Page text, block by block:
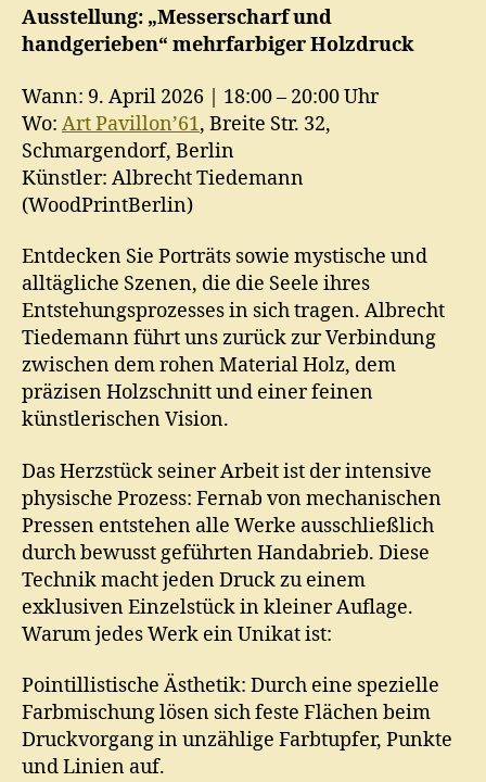
Ausstellung: „Messerscharf und
handgerieben“ mehrfarbiger Holzdruck
Wann: 9. April 2026 | 18:00 – 20:00 Uhr
Wo: Art Pavillon’61, Breite Str. 32,
Schmargendorf, Berlin
Künstler: Albrecht Tiedemann
(WoodPrintBerlin)
Entdecken Sie Porträts sowie mystische und
alltägliche Szenen, die die Seele ihres
Entstehungsprozesses in sich tragen. Albrecht
Tiedemann führt uns zurück zur Verbindung
zwischen dem rohen Material Holz, dem
präzisen Holzschnitt und einer feinen
künstlerischen Vision.
Das Herzstück seiner Arbeit ist der intensive
physische Prozess: Fernab von mechanischen
Pressen entstehen alle Werke ausschließlich
durch bewusst geführten Handabrieb. Diese
Technik macht jeden Druck zu einem
exklusiven Einzelstück in kleiner Auflage.
Warum jedes Werk ein Unikat ist:
Pointillistische Ästhetik: Durch eine spezielle
Farbmischung lösen sich feste Flächen beim
Druckvorgang in unzählige Farbtupfer, Punkte
und Linien auf.